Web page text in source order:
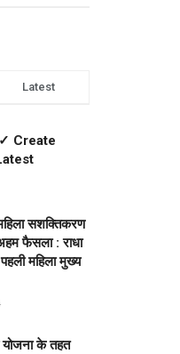
Latest
Create
सशक्तिकरण
फैसला : राधा
महिला मुख्य
के तहत